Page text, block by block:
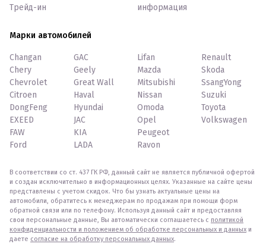
Трейд-ин
информация
Марки автомобилей
Changan
Chery
Chevrolet
Citroen
DongFeng
EXEED
FAW
Ford
GAC
Geely
Great Wall
Haval
Hyundai
JAC
KIA
LADA
Lifan
Mazda
Mitsubishi
Nissan
Omoda
Opel
Peugeot
Ravon
Renault
Skoda
SsangYong
Suzuki
Toyota
Volkswagen
В соответствии со ст. 437 ГК РФ, данный сайт не является публичной офертой
и создан исключительно в информационных целях. Указанные на сайте цены
представлены с учетом скидок. Что бы узнать актуальные цены на
автомобили, обратитесь к менеджерам по продажам при помощи форм
обратной связи или по телефону. Используя данный сайт и предоставляя
свои персональные данные, Вы автоматически соглашаетесь с политикой
конфиденциальности и положением об обработке персональных и данных и
даете согласие на обработку персональных данных.